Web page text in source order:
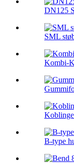
DN125
SML
Kombi-
B-type